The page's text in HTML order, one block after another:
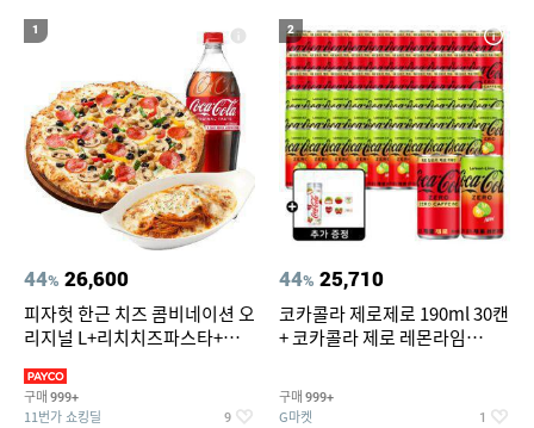
아레나 여성 실내수영복 7부
1
44% 26,600
피자헛 한근 치즈 콤비네이션 오
리지널 L+리치치즈파스타+콜
구매 999+
11번가 쇼킹딜 9
2
44% 25,710
코카콜라 제로제로 190ml 30캔
+ 코카콜라 제로 레몬라임
티커 세트
구매 999+
G마켓 1